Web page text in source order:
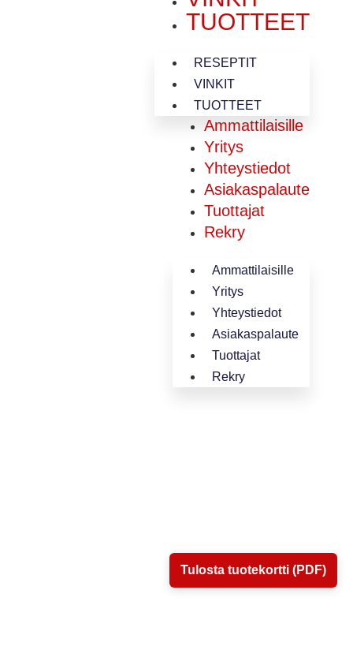
Tulosta tuotekortti (PDF)
TUOTTEET
RESEPTIT
VINKIT
TUOTTEET
Ammattilaisille
Yritys
Yhteystiedot
Asiakaspalaute
Tuottajat
Rekry
Ammattilaisille
Yritys
Yhteystiedot
Asiakaspalaute
Tuottajat
Rekry